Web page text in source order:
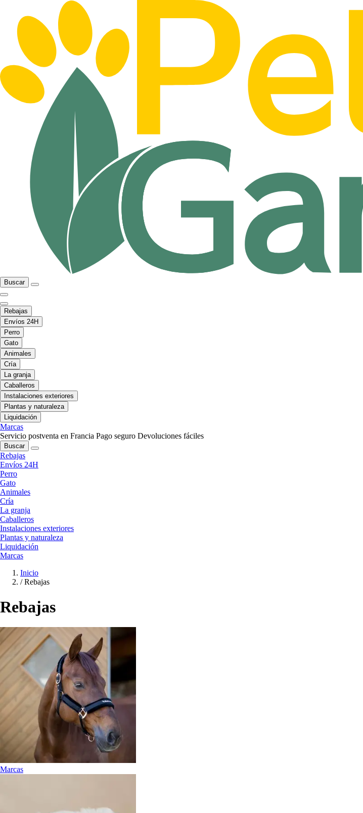
Buscar
Rebajas
Envíos 24H
Perro
Gato
Animales
Cría
La granja
Caballeros
Instalaciones exteriores
Plantas y naturaleza
Liquidación
Marcas
Servicio postventa en Francia Pago seguro Devoluciones fáciles
Buscar
Rebajas
Envíos 24H
Perro
Gato
Animales
Cría
La granja
Caballeros
Instalaciones exteriores
Plantas y naturaleza
Liquidación
Marcas
Inicio
/ Rebajas
Rebajas
Marcas